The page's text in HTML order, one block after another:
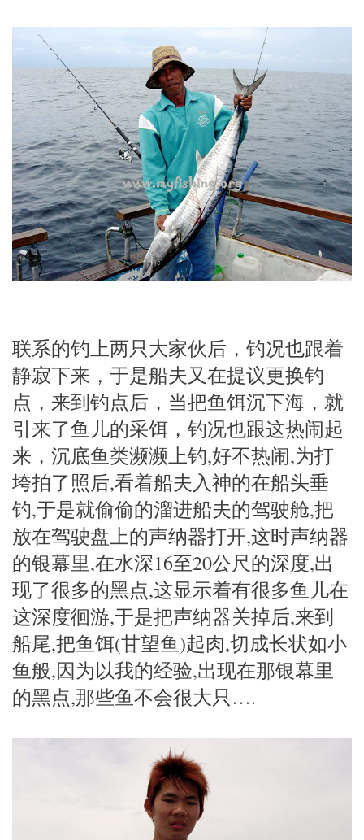
联系的钓上两只大家伙后，钓况也跟着
静寂下来，于是船夫又在提议更换钓
点，来到钓点后，当把鱼饵沉下海，就
引来了鱼儿的采饵，钓况也跟这热闹起
来，沉底鱼类濒濒上钓,好不热闹,为打
垮拍了照后,看着船夫入神的在船头垂
钓,于是就偷偷的溜进船夫的驾驶舱,把
放在驾驶盘上的声纳器打开,这时声纳器
的银幕里,在水深16至20公尺的深度,出
现了很多的黑点,这显示着有很多鱼儿在
这深度徊游,于是把声纳器关掉后,来到
船尾,把鱼饵(甘望鱼)起肉,切成长状如小
鱼般,因为以我的经验,出现在那银幕里
的黑点,那些鱼不会很大只….